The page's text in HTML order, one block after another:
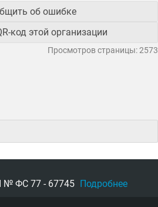
об ошибке
код этой организации
Просмотров страницы: 2573
№ ФС 77 - 67745 Подробнее